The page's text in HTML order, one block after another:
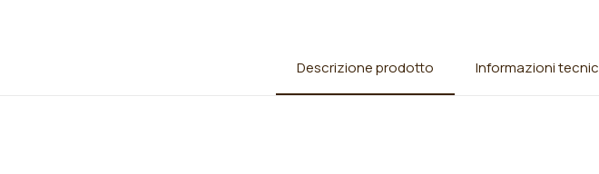
Descrizione prodotto Informazioni